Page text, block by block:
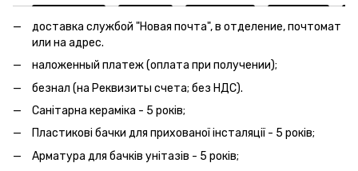
доставка службой "Новая почта", в отделение, почтомат
или на адрес.
наложенный платеж (оплата при получении);
безнал (на Реквизиты счета; без НДС).
Санітарна кераміка - 5 років;
Пластикові бачки для прихованої інсталяції - 5 років;
Арматура для бачків унітазів - 5 років;